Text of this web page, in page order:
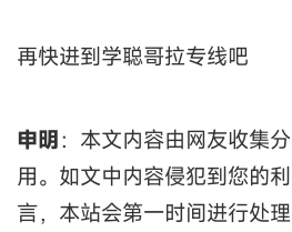
再快进到学聪哥拉专线吧
申明：本文内容由网友收集
用。如文中内容侵犯到您的
言，本站会第一时间进行处理